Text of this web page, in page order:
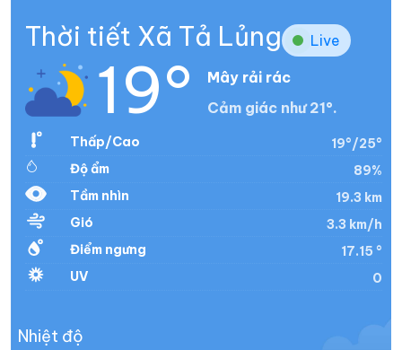
Thời tiết Xã Tả Lủng Live
19°
Mây rải rác
Cảm giác như 21°.
Thấp/Cao
19°/25°
Độ ẩm
89%
Tầm nhìn
19.3 km
Gió
3.3 km/h
Điểm ngưng
17.15 °
UV
0
Nhiệt độ